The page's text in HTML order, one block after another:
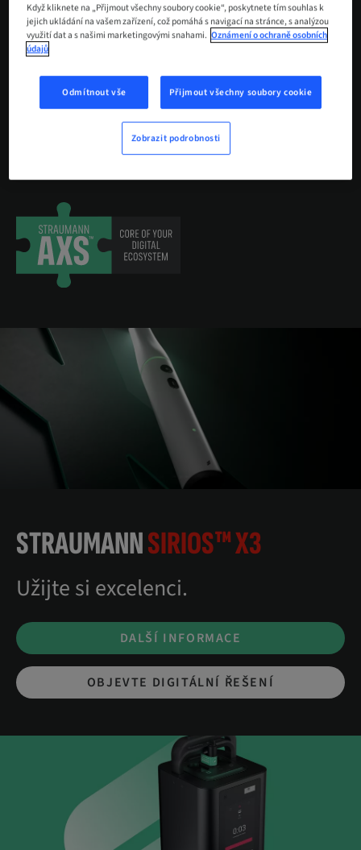
Nahlédněte do budoucnosti
stomatologie.
DALŠÍ INFORMACE
STRAUMANNSIRIOS™ X3
Užijte si excelenci.
DALŠÍ INFORMACE
OBJEVTE DIGITÁLNÍ ŘEŠENÍ
Když kliknete na „Přijmout všechny soubory cookie“, poskytnete tím souhlas k
jejich ukládání na vašem zařízení, což pomáhá s navigací na stránce, s analýzou
využití dat a s našimi marketingovými snahami. Oznámení o ochraně osobních
údajů
Odmítnout vše Přijmout všechny soubory cookie
Zobrazit podrobnosti